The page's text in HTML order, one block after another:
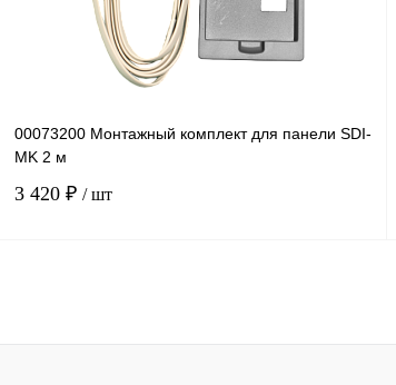
00073200 Монтажный комплект для панели SDI-
MK 2 м
3 420 ₽ / шт
Купить в 1 клик Сравнение